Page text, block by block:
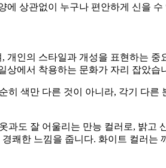
상관없이 누구나 편안하게 신을
인의 스타일과 개성을 표현하는 중
상에서 착용하는 문화가 자리 잡았습
색만 다른 것이 아니라, 각기 다
도 잘 어울리는 만능 컬러로, 밝고
쾌한 느낌을 줍니다. 화이트 컬러는